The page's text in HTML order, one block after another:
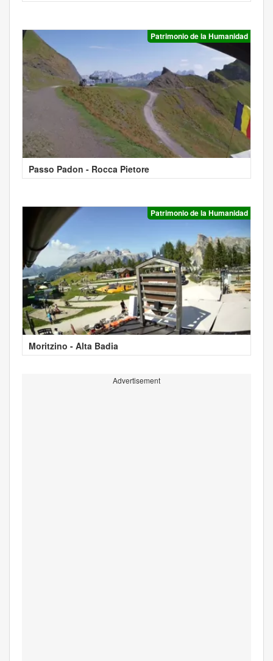
Patrimonio de la Humanidad
Passo Padon - Rocca Pietore
Patrimonio de la Humanidad
Moritzino - Alta Badia
Advertisement